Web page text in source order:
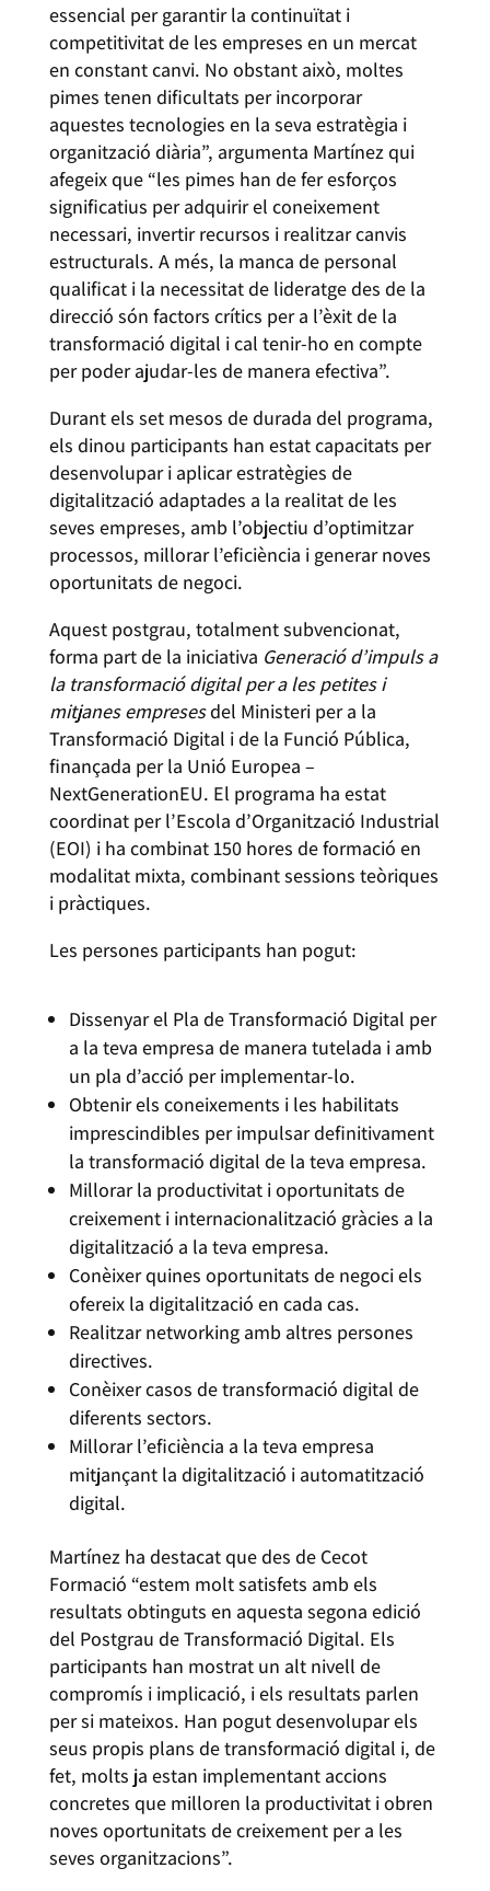
essencial per garantir la continuïtat i
competitivitat de les empreses en un mercat
en constant canvi. No obstant això, moltes
pimes tenen dificultats per incorporar
aquestes tecnologies en la seva estratègia i
organització diària”, argumenta Martínez qui
afegeix que “les pimes han de fer esforços
significatius per adquirir el coneixement
necessari, invertir recursos i realitzar canvis
estructurals. A més, la manca de personal
qualificat i la necessitat de lideratge des de la
direcció són factors crítics per a l’èxit de la
transformació digital i cal tenir-ho en compte
per poder ajudar-les de manera efectiva”.
Durant els set mesos de durada del programa,
els dinou participants han estat capacitats per
desenvolupar i aplicar estratègies de
digitalització adaptades a la realitat de les
seves empreses, amb l’objectiu d’optimitzar
processos, millorar l’eficiència i generar noves
oportunitats de negoci.
Aquest postgrau, totalment subvencionat,
forma part de la iniciativa Generació d’impuls a
la transformació digital per a les petites i
mitjanes empresesdel Ministeri per a la
Transformació Digital i de la Funció Pública,
finançada per la Unió Europea –
NextGenerationEU. El programa ha estat
coordinat per l’Escola d’Organització Industrial
(EOI) i ha combinat 150 hores de formació en
modalitat mixta, combinant sessions teòriques
i pràctiques.
Les persones participants han pogut:
Dissenyar el Pla de Transformació Digital per
a la teva empresa de manera tutelada i amb
un pla d’acció per implementar-lo.
Obtenir els coneixements i les habilitats
imprescindibles per impulsar definitivament
la transformació digital de la teva empresa.
Millorar la productivitat i oportunitats de
creixement i internacionalització gràcies a la
digitalització a la teva empresa.
Conèixer quines oportunitats de negoci els
ofereix la digitalització en cada cas.
Realitzar networking amb altres persones
directives.
Conèixer casos de transformació digital de
diferents sectors.
Millorar l’eficiència a la teva empresa
mitjançant la digitalització i automatització
digital.
Martínez ha destacat que des de Cecot
Formació “estem molt satisfets amb els
resultats obtinguts en aquesta segona edició
del Postgrau de Transformació Digital. Els
participants han mostrat un alt nivell de
compromís i implicació, i els resultats parlen
per si mateixos. Han pogut desenvolupar els
seus propis plans de transformació digital i, de
fet, molts ja estan implementant accions
concretes que milloren la productivitat i obren
noves oportunitats de creixement per a les
seves organitzacions”.